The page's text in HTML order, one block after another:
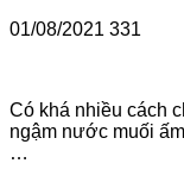
01/08/2021 331
Có khá nhiều cách
ngậm nước muối
…